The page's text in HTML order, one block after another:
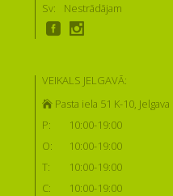
Sv:
Nestrādājam
VEIKALS JELGAVĀ:
Pasta iela 51 K-10, Jelgava
P:
10:00-19:00
O:
10:00-19:00
T:
10:00-19:00
C:
10:00-19:00